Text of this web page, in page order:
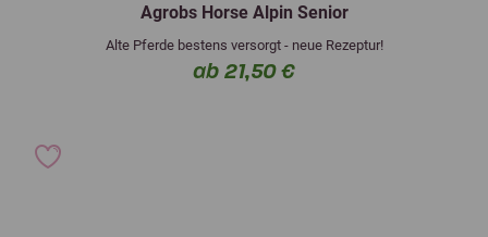
Agrobs Horse Alpin Senior
Alte Pferde bestens versorgt - neue Rezeptur!
ab 21,50 €